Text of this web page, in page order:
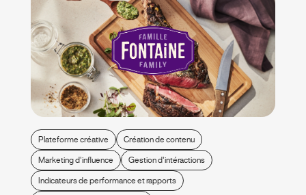
Plateforme créative Création de contenu
Marketing d'influence Gestion d'intéractions
Indicateurs de performance et rapports